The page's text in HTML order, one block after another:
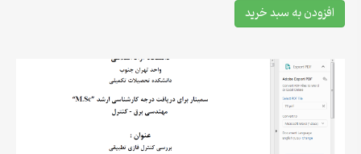
افزودن به سبد خرید